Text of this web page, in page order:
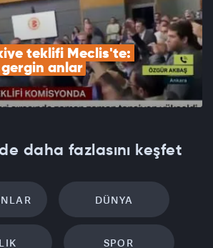
teklifi Meclis'te:
anlar
daha fazlasını keşfet
DÜNYA
SPOR